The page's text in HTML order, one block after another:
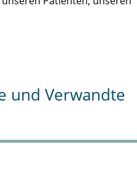
und Verwandte